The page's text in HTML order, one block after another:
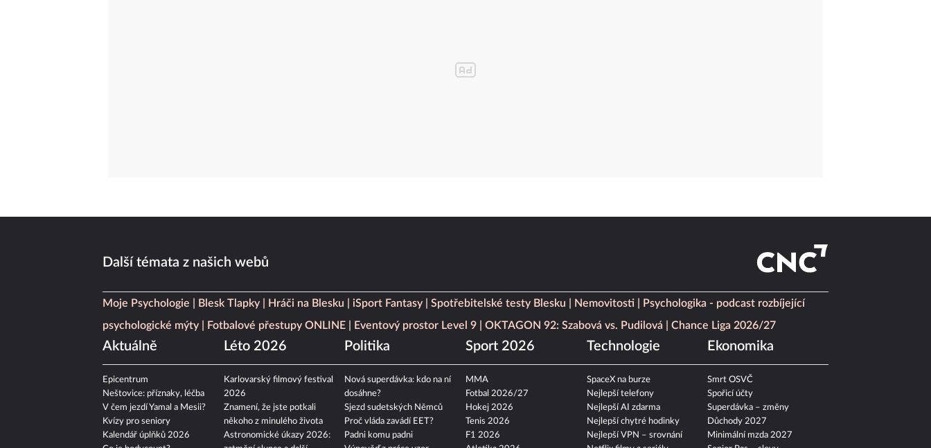
Další témata z našich webů
Moje Psychologie Blesk Tlapky Hráči na Blesku iSport Fantasy Spotřebitelské testy Blesku Nemovitosti
Psychologika - podcast rozbíjející
psychologické mýty
Fotbalové přestupy ONLINE Eventový prostor Level 9 OKTAGON 92: Szabová vs. Pudilová Chance Liga 2026/27
Aktuálně
Epicentrum
Neštovice: příznaky, léčba
V čem jezdí Yamal a Mesii?
Kvízy pro seniory
Kalendář úplňků 2026
Léto 2026
Karlovarský filmový festival
2026
Znamení, že jste potkali
někoho z minulého života
Astronomické úkazy 2026:
Politika
Nová superdávka: kdo na ní
dosáhne?
Sjezd sudetských Němců
Proč vláda zavádí EET?
Padni komu padni
Sport 2026
MMA
Fotbal 2026/27
Hokej 2026
Tenis 2026
F1 2026
Technologie
SpaceX na burze
Nejlepší telefony
Nejlepší AI zdarma
Nejlepší chytré hodinky
Nejlepší VPN – srovnání
Ekonomika
Smrt OSVČ
Spořicí účty
Superdávka – změny
Důchody 2027
Minimální mzda 2027